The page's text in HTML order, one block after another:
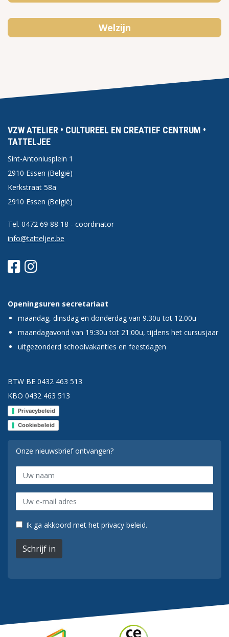
Welzijn
VZW ATELIER • CULTUREEL EN CREATIEF CENTRUM •
TATTELJEE
Sint-Antoniusplein 1
2910 Essen (België)
Kerkstraat 58a
2910 Essen (België)
Tel. 0472 69 88 18 - coördinator
info@tatteljee.be
Openingsuren secretariaat
maandag, dinsdag en donderdag van 9.30u tot 12.00u
maandagavond van 19:30u tot 21:00u, tijdens het cursusjaar
uitgezonderd schoolvakanties en feestdagen
BTW BE 0432 463 513
KBO 0432 463 513
Privacybeleid
Cookiebeleid
Onze nieuwsbrief ontvangen?
Ik ga akkoord met het privacy beleid.
Schrijf in